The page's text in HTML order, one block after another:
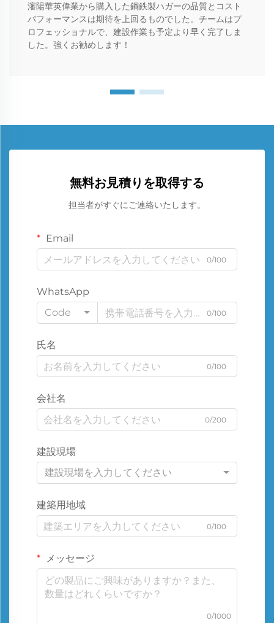
瀋陽華英偉業から購入した鋼鉄製ハガーの品質とコスト
パフォーマンスは期待を上回るものでした。チームはプ
ロフェッショナルで、建設作業も予定より早く完了しま
した。強くお勧めします！
無料お見積りを取得する
担当者がすぐにご連絡いたします。
Email
0/100
WhatsApp
Code
0/100
氏名
0/100
会社名
0/200
建設現場
建設現場を入力してください
建築用地域
0/100
メッセージ
0/1000